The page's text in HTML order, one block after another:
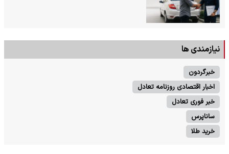
نیازمندی ها
خبرگردون
اخبار اقتصادی روزنامه تعادل
خبر فوری تعادل
ساناپرس
خرید طلا